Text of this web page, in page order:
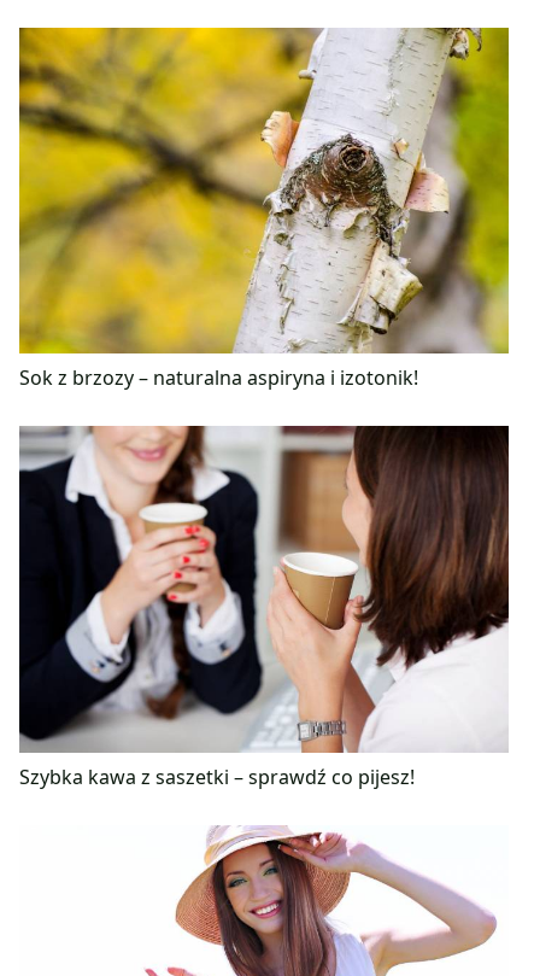
Sok z brzozy – naturalna aspiryna i izotonik!
Szybka kawa z saszetki – sprawdź co pijesz!